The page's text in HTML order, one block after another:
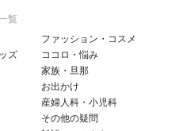
覧
ズ
ファッション・コスメ
ココロ・悩み
家族・旦那
お出かけ
産婦人科・小児科
その他の疑問